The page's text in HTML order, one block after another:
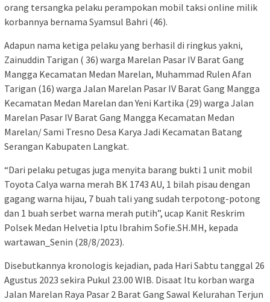
orang tersangka pelaku perampokan mobil taksi online milik
korbannya bernama Syamsul Bahri (46).
Adapun nama ketiga pelaku yang berhasil di ringkus yakni,
Zainuddin Tarigan ( 36) warga Marelan Pasar IV Barat Gang
Mangga Kecamatan Medan Marelan, Muhammad Rulen Afan
Tarigan (16) warga Jalan Marelan Pasar IV Barat Gang Mangga
Kecamatan Medan Marelan dan Yeni Kartika (29) warga Jalan
Marelan Pasar IV Barat Gang Mangga Kecamatan Medan
Marelan/ Sami Tresno Desa Karya Jadi Kecamatan Batang
Serangan Kabupaten Langkat.
“Dari pelaku petugas juga menyita barang bukti 1 unit mobil
Toyota Calya warna merah BK 1743 AU, 1 bilah pisau dengan
gagang warna hijau, 7 buah tali yang sudah terpotong-potong
dan 1 buah serbet warna merah putih”, ucap Kanit Reskrim
Polsek Medan Helvetia Iptu Ibrahim Sofie.SH.MH, kepada
wartawan_Senin (28/8/2023).
Disebutkannya kronologis kejadian, pada Hari Sabtu tanggal 26
Agustus 2023 sekira Pukul 23.00 WIB. Disaat Itu korban warga
Jalan Marelan Raya Pasar 2 Barat Gang Sawal Kelurahan Terjun